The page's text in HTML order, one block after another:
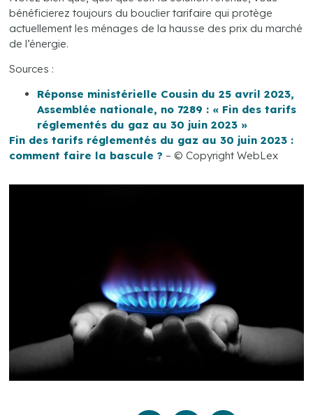
bénéficierez toujours du bouclier tarifaire qui protège
actuellement les ménages de la hausse des prix du marché
de l’énergie.
Sources :
Réponse ministérielle Cousin du 25 avril 2023,
Assemblée nationale, no 7289 : « Fin des tarifs
réglementés du gaz au 30 juin 2023 »
Fin des tarifs réglementés du gaz au 30 juin 2023 :
comment faire la bascule ? – © Copyright WebLex